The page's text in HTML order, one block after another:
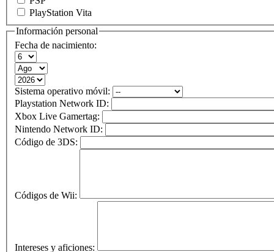
PlayStation Vita
Información personal
Fecha de nacimiento:
Sistema operativo móvil:
Playstation Network ID:
Xbox Live Gamertag:
Nintendo Network ID:
Código de 3DS:
Códigos de Wii:
Intereses y aficiones: